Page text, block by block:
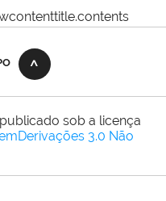
sob a licença
3.0 Não